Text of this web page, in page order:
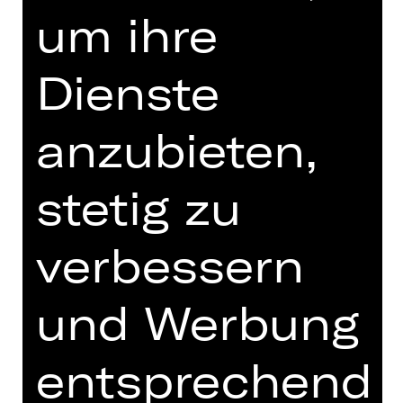
Opernhaus
Tickets
Termine und Besetzung
Libretto von Stefan Zweig nach Ben
Jonson
In deutscher Sprache mit deutschen
um ihre
Dienste
anzubieten,
stetig zu
verbessern
und Werbung
entsprechend